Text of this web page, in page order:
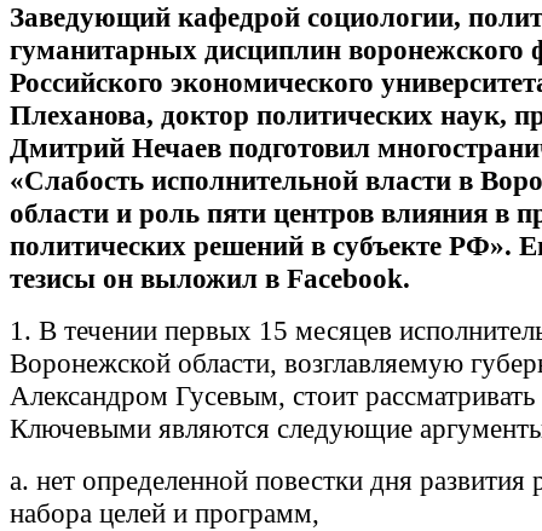
Заведующий кафедрой социологии,
гуманитарных дисциплин воронежского
Российского экономического
Плеханова, доктор политических наук,
Дмитрий Нечаев подготовил
«Слабость исполнительной власти в
области и роль пяти центров влияния в
политических решений в субъекте РФ».
тезисы он выложил в Facebook.
1. В течении первых 15 месяцев
Воронежской области, возглавляемую
Александром Гусевым, стоит
Ключевыми являются следующие
а. нет определенной повестки дня развития
набора целей и программ,